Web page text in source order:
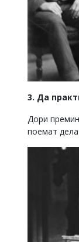
3. Да
Дори
поемат